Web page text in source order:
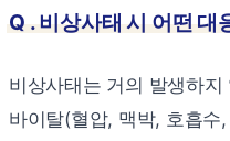
Q . 비상사태 시 어떤 대
비상사태는 거의 발생하
바이탈(혈압, 맥박, 호흡